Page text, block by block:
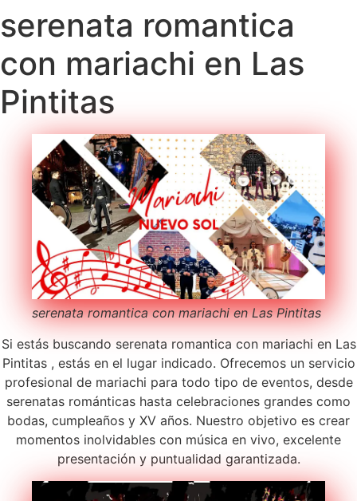
serenata romantica
con mariachi en Las
Pintitas
serenata romantica con mariachi en Las Pintitas
Si estás buscando serenata romantica con mariachi en Las
Pintitas , estás en el lugar indicado. Ofrecemos un servicio
profesional de mariachi para todo tipo de eventos, desde
serenatas románticas hasta celebraciones grandes como
bodas, cumpleaños y XV años. Nuestro objetivo es crear
momentos inolvidables con música en vivo, excelente
presentación y puntualidad garantizada.